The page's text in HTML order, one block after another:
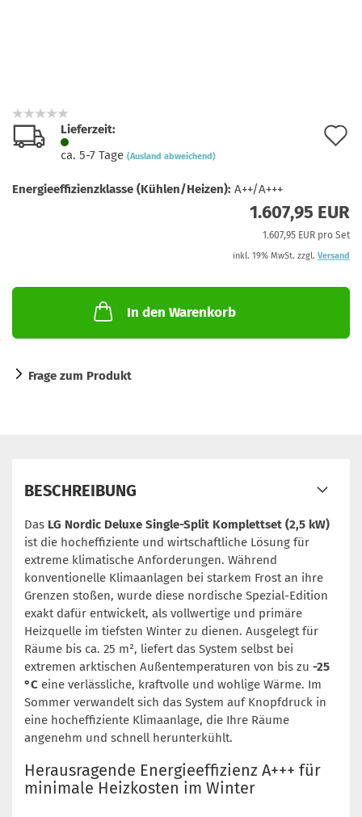
Lieferzeit:
ca. 5-7 Tage (Ausland abweichend)
Energieeffizienzklasse (Kühlen/Heizen): A++/A+++
1.607,95 EUR
1.607,95 EUR pro Set
inkl. 19% MwSt. zzgl. Versand
In den Warenkorb
Frage zum Produkt
BESCHREIBUNG
Das LG Nordic Deluxe Single-Split Komplettset (2,5 kW)
ist die hocheffiziente und wirtschaftliche Lösung für
extreme klimatische Anforderungen. Während
konventionelle Klimaanlagen bei starkem Frost an ihre
Grenzen stoßen, wurde diese nordische Spezial-Edition
exakt dafür entwickelt, als vollwertige und primäre
Heizquelle im tiefsten Winter zu dienen. Ausgelegt für
Räume bis ca. 25 m², liefert das System selbst bei
extremen arktischen Außentemperaturen von bis zu -25
°C eine verlässliche, kraftvolle und wohlige Wärme. Im
Sommer verwandelt sich das System auf Knopfdruck in
eine hocheffiziente Klimaanlage, die Ihre Räume
angenehm und schnell herunterkühlt.
Herausragende Energieeffizienz A+++ für
minimale Heizkosten im Winter